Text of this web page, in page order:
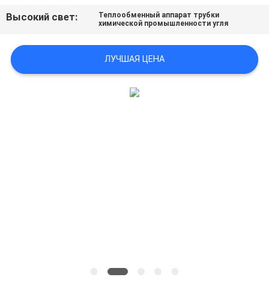
Высокий свет:
Теплообменный аппарат трубки
химической промышленности угля
ЛУЧШАЯ ЦЕНА